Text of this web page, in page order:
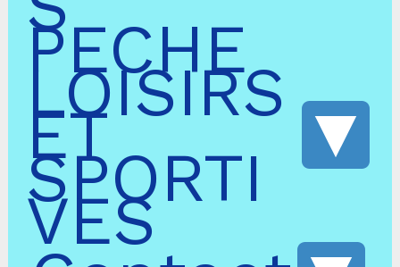
PECHE
LOISIRS
ET
SPORTI
VES